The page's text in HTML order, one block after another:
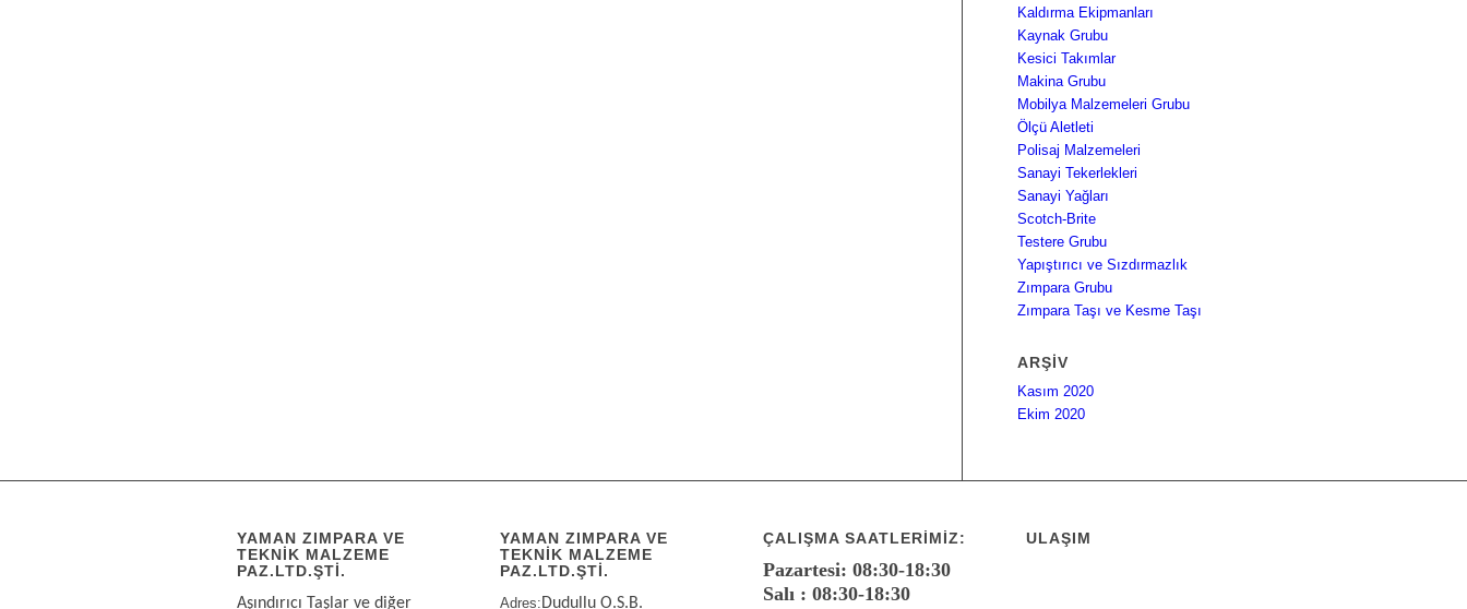
Kaldırma Ekipmanları
Kaynak Grubu
Kesici Takımlar
Makina Grubu
Mobilya Malzemeleri Grubu
Ölçü Aletleti
Polisaj Malzemeleri
Sanayi Tekerlekleri
Sanayi Yağları
Scotch-Brite
Testere Grubu
Yapıştırıcı ve Sızdırmazlık
Zımpara Grubu
Zımpara Taşı ve Kesme Taşı
ARŞIV
Kasım 2020
Ekim 2020
YAMAN ZIMPARA VE
TEKNIK MALZEME
PAZ.LTD.ŞTI.
Aşındırıcı Taşlar ve diğer
YAMAN ZIMPARA VE
TEKNİK MALZEME
PAZ.LTD.ŞTİ.
Adres: Dudullu O.S.B.
ÇALIŞMA SAATLERIMIZ:
Pazartesi: 08:30-18:30
Salı : 08:30-18:30
ULAŞIM